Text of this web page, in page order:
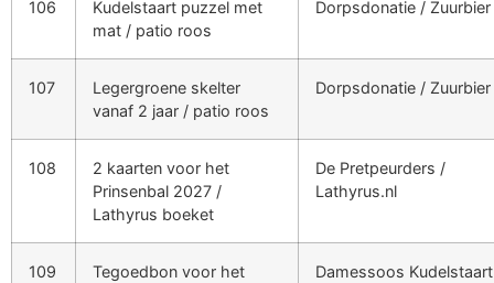
106
Kudelstaart puzzel met
mat / patio roos
Dorpsdonatie / Zuurbier
107
Legergroene skelter
vanaf 2 jaar / patio roos
Dorpsdonatie / Zuurbier
108
2 kaarten voor het
Prinsenbal 2027 /
Lathyrus boeket
De Pretpeurders /
Lathyrus.nl
109
Tegoedbon voor het
Damessoos Kudelstaart